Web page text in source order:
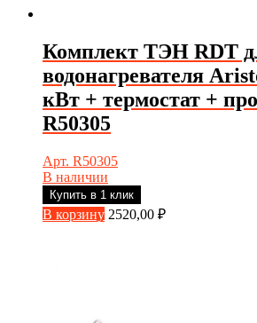
Комплект ТЭН RDT
водонагревателя
кВт + термостат +
R50305
Арт. R50305
В наличии
Купить в 1 клик
В корзину 2520,00 ₽